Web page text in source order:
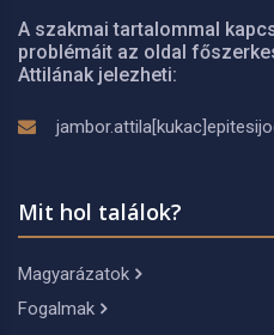
A szakmai tartalommal
problémáit az oldal
Attilának jelezheti:
Mit hol találok?
Magyarázatok
Fogalmak